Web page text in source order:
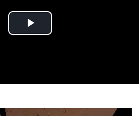
Play